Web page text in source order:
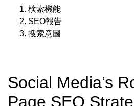
検索機能
SEO報告
搜索意圖
Social Media’s
Page SEO